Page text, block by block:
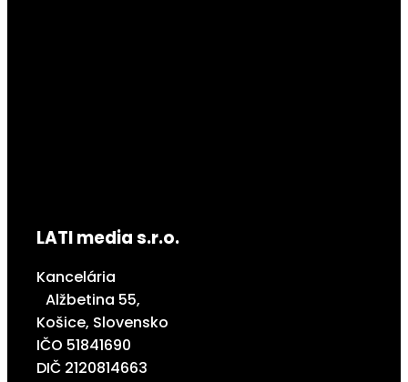
LATI media s.r.o.
Kancelária
Alžbetina 55,
Košice, Slovensko
IČO 51841690
DIČ 2120814663